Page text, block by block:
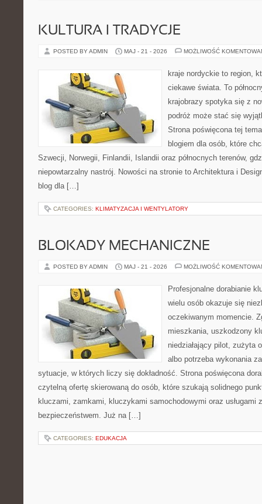
KULTURA I TRADYCJE
POSTED BY ADMIN MAJ - 21 - 2026 MOŻLIWOŚĆ
kraje nordyckie to region,
ciekawe świata. To
krajobrazy spotyka się z
podróż może stać się
Strona poświęcona tej
blogiem dla osób, które
Szwecji, Norwegii, Finlandii, Islandii oraz północnych terenów,
niepowtarzalny nastrój. Nowości na stronie to Architektura i
blog dla […]
CATEGORIES: KLIMATYZACJA I WENTYLATORY
BLOKADY MECHANICZNE
POSTED BY ADMIN MAJ - 21 - 2026 MOŻLIWOŚĆ
Profesjonalne dorabianie
wielu osób okazuje się
oczekiwanym momencie.
mieszkania, uszkodzony
niedziałający pilot, zużyta
albo potrzeba wykonania
sytuacje, w których liczy się dokładność. Strona poświęcona
czytelną ofertę skierowaną do osób, które szukają solidnego
kluczami, zamkami, kluczykami samochodowymi oraz usługami
bezpieczeństwem. Już na […]
CATEGORIES: EDUKACJA